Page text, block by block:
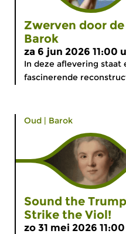
Zwerven door de
Barok
za 6 jun 2026 11:00
In deze aflevering staat
fascinerende
Oud | Barok
Sound the
Strike the Viol!
zo 31 mei 2026